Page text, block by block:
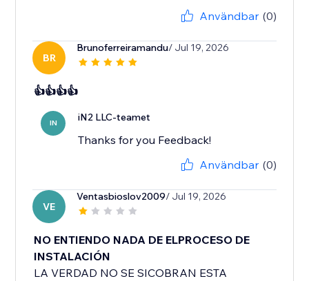
Användbar (0)
BR
Brunoferreiramandu/ Jul 19, 2026
👍👍👍👍
IN iN2 LLC-teamet
Thanks for you Feedback!
Användbar (0)
VE
Ventasbioslov2009/ Jul 19, 2026
NO ENTIENDO NADA DE ELPROCESO DE
INSTALACIÓN
LA VERDAD NO SE SICOBRAN ESTA